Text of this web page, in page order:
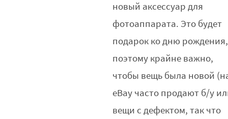
новый аксессуар для
фотоаппарата. Это будет
подарок ко дню рождения,
поэтому крайне важно,
чтобы вещь была новой
eBay часто продают б/у
вещи с дефектом, так что